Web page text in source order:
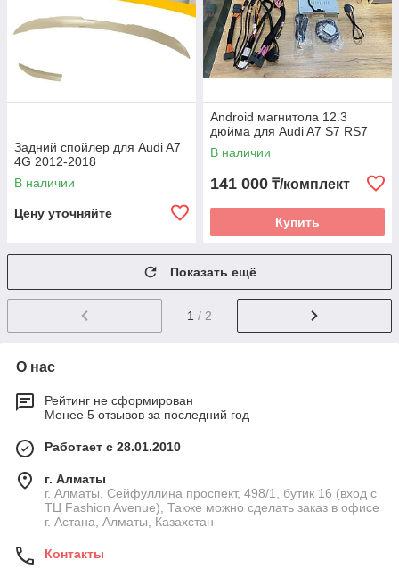
Задний спойлер для Audi A7
4G 2012-2018
В наличии
Цену уточняйте
Android магнитола 12.3
дюйма для Audi A7 S7 RS7
В наличии
141 000 ₸/комплект
Купить
Показать ещё
1 / 2
О нас
Рейтинг не сформирован
Менее 5 отзывов за последний год
Работает с 28.01.2010
г. Алматы
г. Алматы, Сейфуллина проспект, 498/1, бутик 16 (вход с
ТЦ Fashion Avenue), Также можно сделать заказ в офисе
г. Астана, Алматы, Казахстан
Контакты